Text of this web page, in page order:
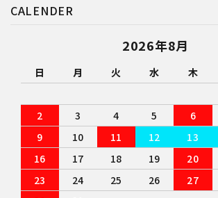
CALENDER
2026年8月
日 月 火 水 木
2
3 4 5 6
9
10 11 12 13
16
17 18 19 20
23
24 25 26 27